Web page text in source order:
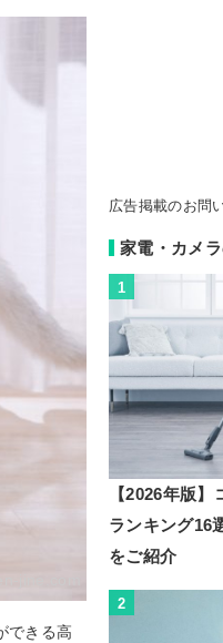
jine.com
できる高
広告掲載のお問
家電・カメ
1
【2026年版
ランキング16
をご紹介
2